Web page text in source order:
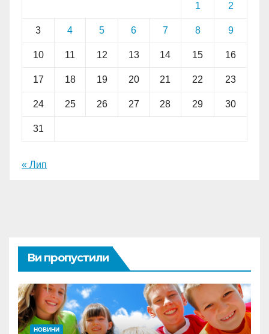
1 2
3 4 5 6 7 8 9
10 11 12 13 14 15 16
17 18 19 20 21 22 23
24 25 26 27 28 29 30
31
« Лип
Ви пропустили
НОВИНИ